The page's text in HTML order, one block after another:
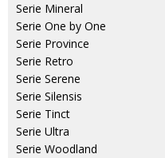
Serie Mineral
Serie One by One
Serie Province
Serie Retro
Serie Serene
Serie Silensis
Serie Tinct
Serie Ultra
Serie Woodland